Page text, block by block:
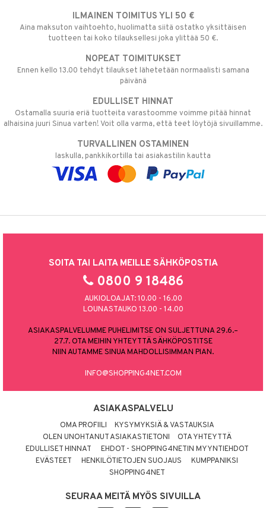
ILMAINEN TOIMITUS YLI 50 €
Aina maksuton vaihtoehto, huolimatta siitä ostatko yksittäisen
tuotteen tai koko tilauksellesi joka ylittää 50 €.
NOPEAT TOIMITUKSET
Ennen kello 13.00 tehdyt tilaukset lähetetään normaalisti samana
päivänä
EDULLISET HINNAT
Ostamalla suuria eriä tuotteita varastoomme voimme pitää hinnat
alhaisina juuri Sinua varten! Voit olla varma, että teet löytöjä sivuillamme.
TURVALLINEN OSTAMINEN
laskulla, pankkikortilla tai asiakastilin kautta
SOITA TAI LAITA MEILLE SÄHKÖPOSTIA
0800 9 18486
AUKIOLOAJAT: 10.00 - 16.00
LOUNASTAUKO 13.00 - 14.00
ASIAKASPALVELUMME PUHELIMITSE ON SULJETTUNA 29.6.–
27.7. OTA MEIHIN YHTEYTTÄ SÄHKÖPOSTITSE
NIIN AUTAMME SINUA MAHDOLLISIMMAN PIAN.
INFO@SHOPPING4NET.COM
ASIAKASPALVELU
OMA PROFIILI
KYSYMYKSIÄ & VASTAUKSIA
OLEN UNOHTANUT ASIAKASTIETONI
OTA YHTEYTTÄ
EDULLISET HINNAT
EHDOT - SHOPPING4NETIN MYYNTIEHDOT
EVÄSTEET
HENKILÖTIETOJEN SUOJAUS
KUMPPANIKSI
SHOPPING4NET
SEURAA MEITÄ MYÖS SIVUILLA